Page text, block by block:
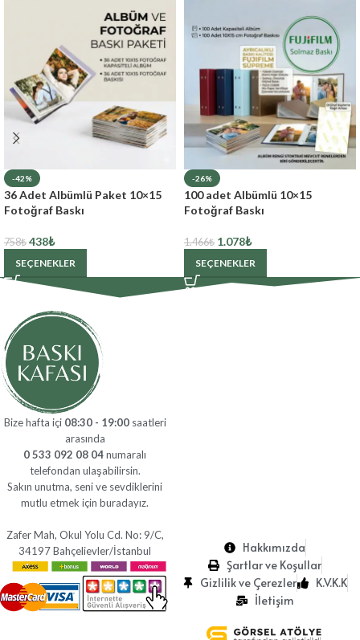
-42%
36 Adet Albümlü Paket 10×15
Fotoğraf Baskı
758₺ 438₺
SEÇENEKLER
-26%
100 adet Albümlü 10×15
Fotoğraf Baskı
1.466₺ 1.078₺
SEÇENEKLER
Bize hafta içi 08:30 - 19:00saatleri
arasında
0 533 092 08 04numaralı
telefondan ulaşabilirsin.
Sakın unutma, seni ve sevdiklerini
mutlu etmek için buradayız.
Zafer Mah, Okul Yolu Cd. No: 9/C,
34197 Bahçelievler/İstanbul
Hakkımızda
Şartlar ve Koşullar
Gizlilik ve Çerezler
K.V.K.K
İletişim